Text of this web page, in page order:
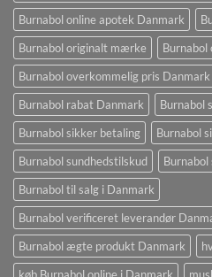
Burnabol online apotek Danmark
Burnabol originalt mærke
Burnabol overkommelig pris Danmark
Burnabol rabat Danmark
Burnabol
Burnabol sikker betaling
Burnabol
Burnabol sundhedstilskud
Burnabol til salg i Danmark
Burnabol verificeret leverandør
Burnabol ægte produkt Danmark